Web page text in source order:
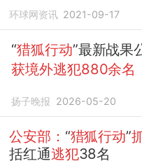
环球网资讯 2021-09-17
“猎狐行动”最新战果
获境外逃犯880余名
扬子晚报 2026-05-20
公安部： “猎狐行动”
括红通逃犯38名